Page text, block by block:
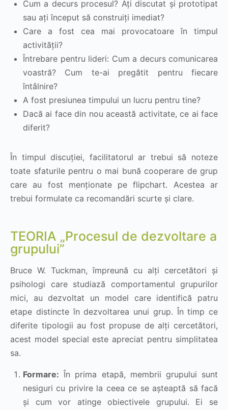
Cum a decurs procesul? Ați discutat și prototipat
sau ați început să construiți imediat?
Care a fost cea mai provocatoare în timpul
activității?
Întrebare pentru lideri: Cum a decurs comunicarea
voastră? Cum te-ai pregătit pentru fiecare
întâlnire?
A fost presiunea timpului un lucru pentru tine?
Dacă ai face din nou această activitate, ce ai face
diferit?
În timpul discuției, facilitatorul ar trebui să noteze
toate sfaturile pentru o mai bună cooperare de grup
care au fost menționate pe flipchart. Acestea ar
trebui formulate ca recomandări scurte și clare.
TEORIA „Procesul de dezvoltare a
grupului”
Bruce W. Tuckman, împreună cu alți cercetători și
psihologi care studiază comportamentul grupurilor
mici, au dezvoltat un model care identifică patru
etape distincte în dezvoltarea unui grup. În timp ce
diferite tipologii au fost propuse de alți cercetători,
acest model special este apreciat pentru simplitatea
sa.
Formare: În prima etapă, membrii grupului sunt
nesiguri cu privire la ceea ce se așteaptă să facă
și cum vor atinge obiectivele grupului. Ei se